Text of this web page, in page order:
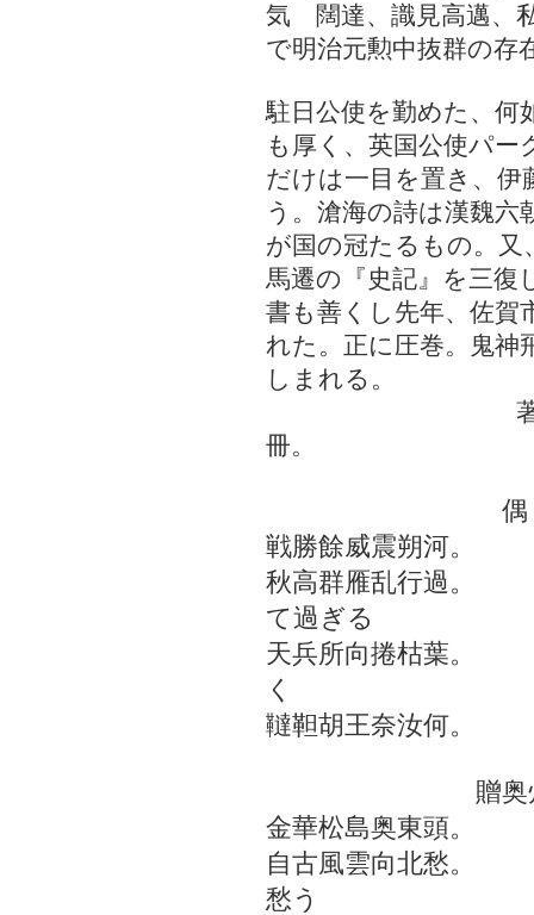
気 闊達、識見高邁、
で明治元勲中抜群の存
駐日公使を勤めた、何
も厚く、英国公使パ
だけは一目を置き、伊
う。滄海の詩は漢魏六
が国の冠たるもの。又
馬遷の『史記』を三復
書も善くし先年、佐賀
れた。正に圧巻。鬼神
しまれる。
著書：滄海
冊。
偶
戦勝餘威震朔河
秋高群雁乱行過
て過ぎる
天兵所向捲枯葉
く
韃靼胡王奈汝何
贈奥州佐
金華松島奥東頭
自古風雲向北愁
愁う